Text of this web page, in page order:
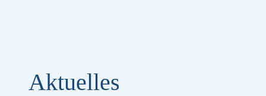
Aktuelles